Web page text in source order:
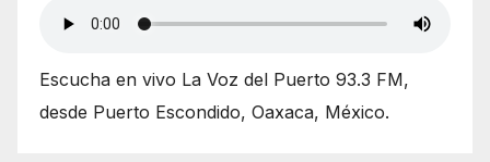
Escucha en vivo La Voz del Puerto 93.3 FM,
desde Puerto Escondido, Oaxaca, México.